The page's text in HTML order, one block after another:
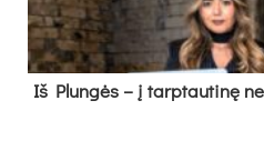
Iš Plungės – į tarptautinę